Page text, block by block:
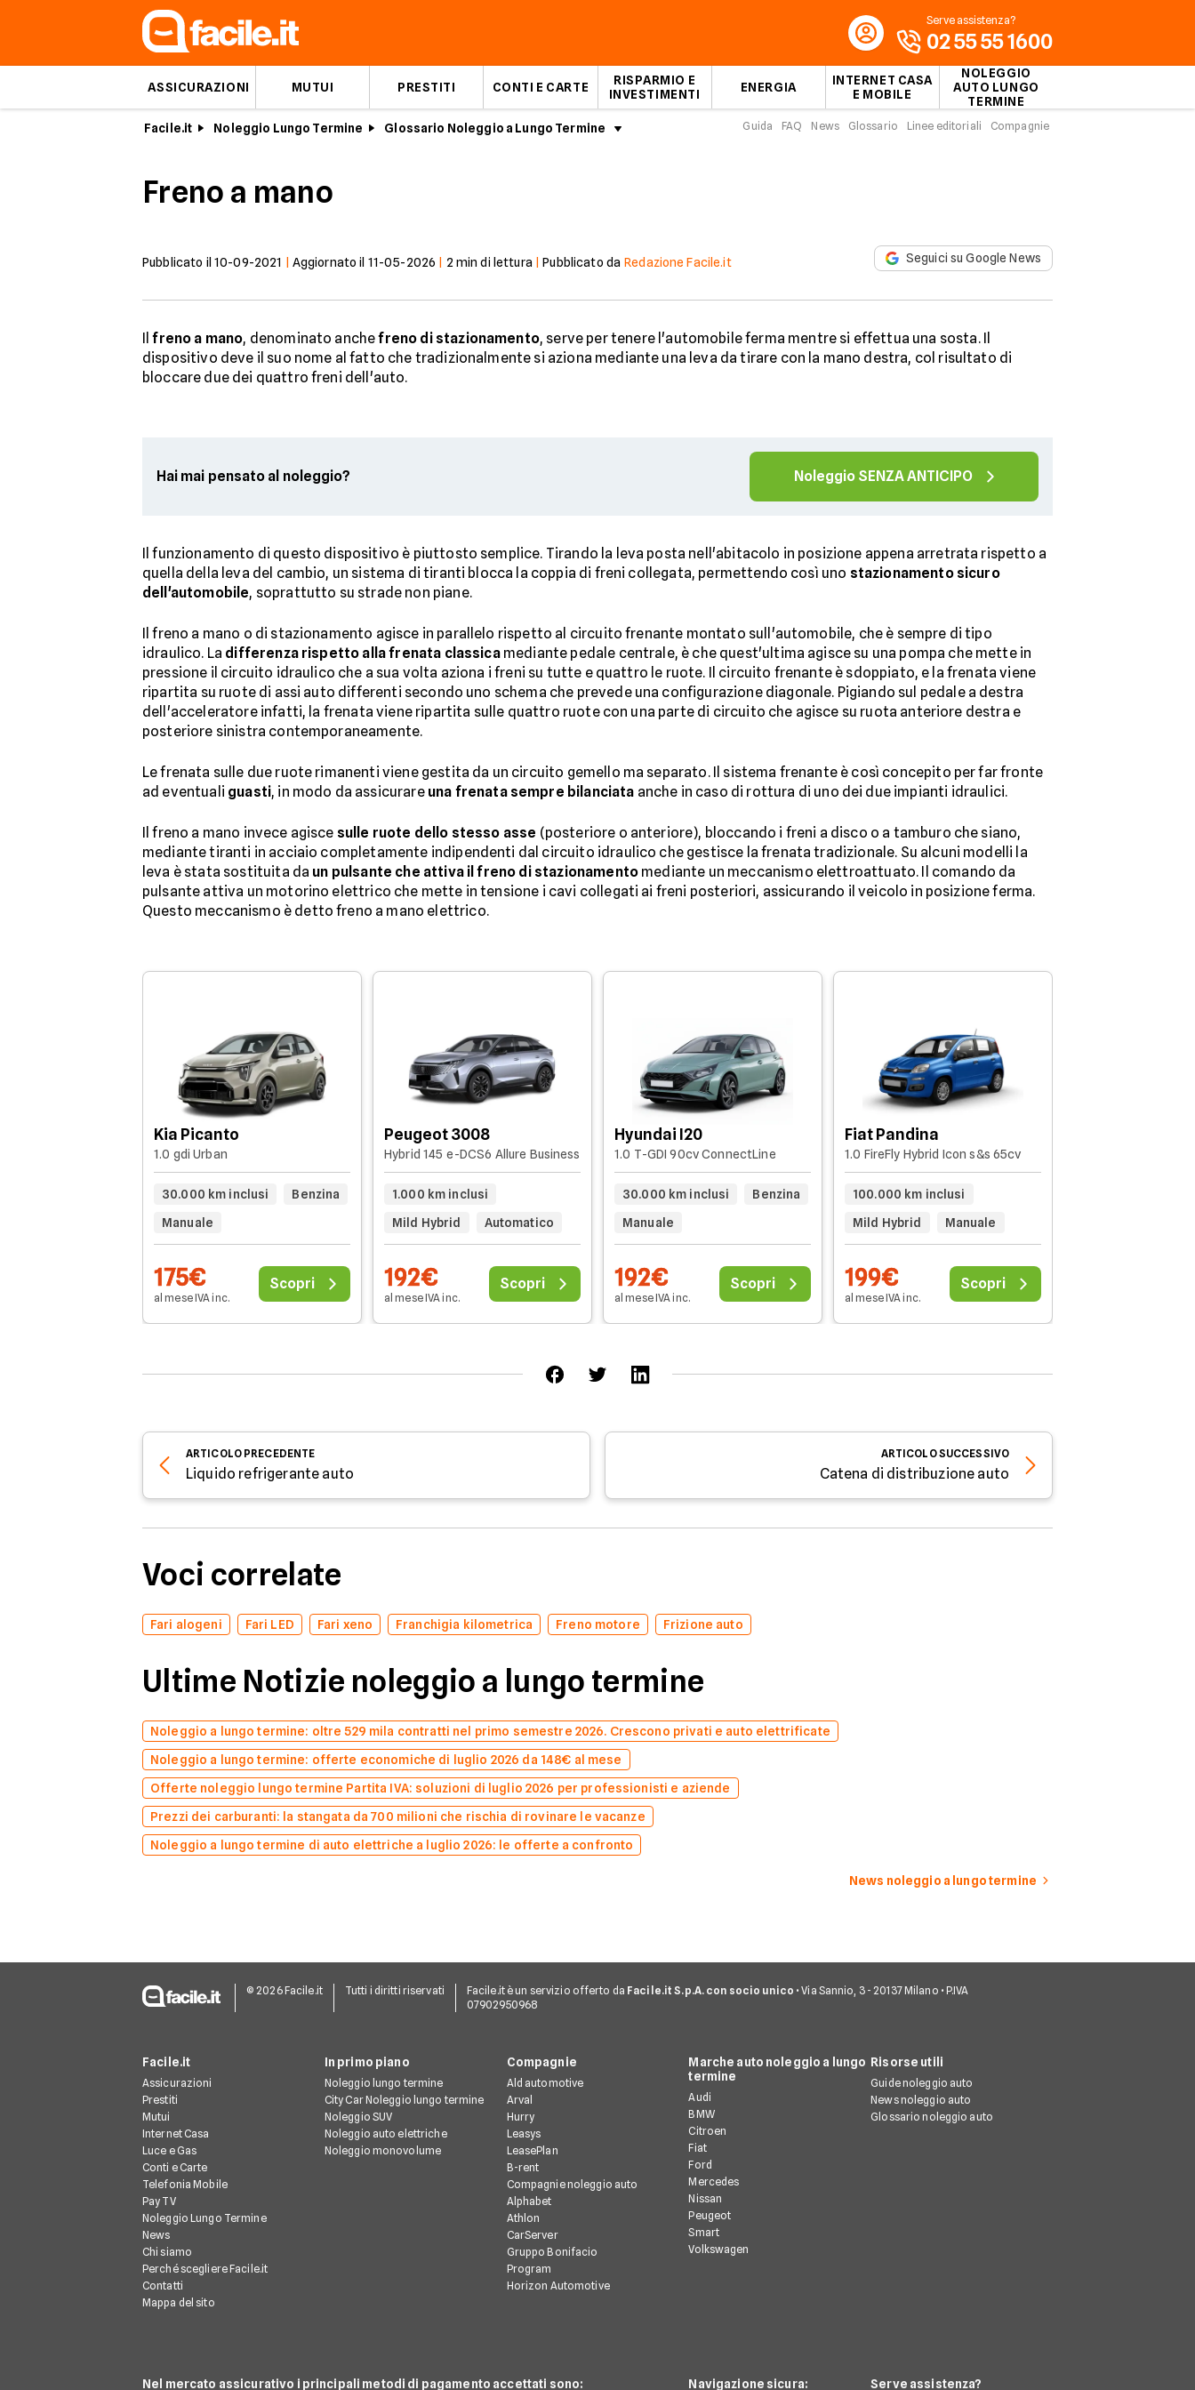
ASSICURAZIONI MUTUI PRESTITI CONTI E CARTE
RISPARMIO E
INVESTIMENTI
ENERGIA
INTERNET CASA
E MOBILE
NOLEGGIO
AUTO LUNGO
TERMINE
Serve assistenza?
02 55 55 1600
Facile.it Noleggio Lungo Termine Glossario Noleggio a Lungo Termine Guida FAQ News Glossario Linee editoriali Compagnie
Freno a mano
Pubblicato il 10-09-2021 Aggiornato il 11-05-2026 2 min di lettura |Pubblicato da Redazione Facile.it Seguici su Google News
Ilfreno a mano, denominato anchefreno di stazionamento, serve per tenere l'automobile ferma mentre si effettua una sosta. Il
dispositivo deve il suo nome al fatto che tradizionalmente si aziona mediante una leva da tirare con la mano destra, col risultato di
bloccare due dei quattro freni dell'auto.
Hai mai pensato al noleggio? Noleggio SENZA ANTICIPO
Il funzionamento di questo dispositivo è piuttosto semplice. Tirando la leva posta nell'abitacolo in posizione appena arretrata rispetto a
quella della leva del cambio, un sistema di tiranti blocca la coppia di freni collegata, permettendo così uno stazionamento sicuro
dell'automobile, soprattutto su strade non piane.
Il freno a mano o di stazionamento agisce in parallelo rispetto al circuito frenante montato sull'automobile, che è sempre di tipo
idraulico. La differenza rispetto alla frenata classicamediante pedale centrale, è che quest'ultima agisce su una pompa che mette in
pressione il circuito idraulico che a sua volta aziona i freni su tutte e quattro le ruote. Il circuito frenante è sdoppiato, e la frenata viene
ripartita su ruote di assi auto differenti secondo uno schema che prevede una configurazione diagonale. Pigiando sul pedale a destra
dell'acceleratore infatti, la frenata viene ripartita sulle quattro ruote con una parte di circuito che agisce su ruota anteriore destra e
posteriore sinistra contemporaneamente.
Le frenata sulle due ruote rimanenti viene gestita da un circuito gemello ma separato. Il sistema frenante è così concepito per far fronte
ad eventuali guasti, in modo da assicurare una frenata sempre bilanciata anche in caso di rottura di uno dei due impianti idraulici.
Il freno a mano invece agisce sulle ruote dello stesso asse (posteriore o anteriore), bloccando i freni a disco o a tamburo che siano,
mediante tiranti in acciaio completamente indipendenti dal circuito idraulico che gestisce la frenata tradizionale. Su alcuni modelli la
leva è stata sostituita da un pulsante che attiva il freno di stazionamento mediante un meccanismo elettroattuato. Il comando da
pulsante attiva un motorino elettrico che mette in tensione i cavi collegati ai freni posteriori, assicurando il veicolo in posizione ferma.
Questo meccanismo è detto freno a mano elettrico.
Kia Picanto
1.0 gdi Urban
30.000 km inclusi
Benzina
Manuale
175€
al mese IVA inc.
Scopri
Peugeot 3008
Hybrid 145 e-DCS6 Allure Business
1.000 km inclusi
Mild Hybrid
Automatico
192€
al mese IVA inc.
Scopri
Hyundai I20
1.0 T-GDI 90cv ConnectLine
30.000 km inclusi
Benzina
Manuale
192€
al mese IVA inc.
Scopri
Fiat Pandina
1.0 FireFly Hybrid Icon s&s 65cv
100.000 km inclusi
Mild Hybrid
Manuale
199€
al mese IVA inc.
Scopri
ARTICOLO PRECEDENTE
Liquido refrigerante auto
ARTICOLOSUCCESSIVO
Catena di distribuzione auto
Voci correlate
Fari alogeni Fari LED Fari xeno Franchigia kilometrica Freno motore Frizione auto
Ultime Notizie noleggio a lungo termine
Noleggio a lungo termine: oltre 529 mila contratti nel primo semestre 2026. Crescono privati e auto elettrificate
Noleggio a lungo termine: offerte economiche di luglio 2026 da 148€ al mese
Offerte noleggio lungo termine Partita IVA: soluzioni di luglio 2026 per professionisti e aziende
Prezzi dei carburanti: la stangata da 700 milioni che rischia di rovinare le vacanze
Noleggio a lungo termine di auto elettriche a luglio 2026: le offerte a confronto
News noleggio a lungo termine
© 2026 Facile.it Tutti i diritti riservati Facile.it è un servizio offerto da Facile.it S.p.A. con socio unico • Via Sannio, 3 - 20137 Milano • P.IVA
07902950968
Facile.it
Assicurazioni
Prestiti
Mutui
Internet Casa
Luce e Gas
Conti e Carte
Telefonia Mobile
Pay TV
Noleggio Lungo Termine
News
Chi siamo
Perché scegliere Facile.it
Contatti
Mappa del sito
In primo piano
Noleggio lungo termine
City Car Noleggio lungo termine
Noleggio SUV
Noleggio auto elettriche
Noleggio monovolume
Compagnie
Ald automotive
Arval
Hurry
Leasys
LeasePlan
B-rent
Compagnie noleggio auto
Alphabet
Athlon
CarServer
Gruppo Bonifacio
Program
Horizon Automotive
Marche auto noleggio a lungo
termine
Audi
BMW
Citroen
Fiat
Ford
Mercedes
Nissan
Peugeot
Smart
Volkswagen
Risorse utili
Guide noleggio auto
News noleggio auto
Glossario noleggio auto
Nel mercato assicurativo i principali metodi di pagamento accettati sono: Navigazione sicura: Serve assistenza?